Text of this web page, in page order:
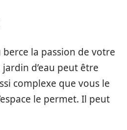
berce la passion de votre
d’eau peut être
complexe que vous le
le permet. Il peut